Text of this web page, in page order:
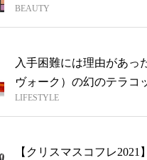
BEAUTY
入手困難には理由があった!! Celvoke（
ヴォーク）の幻のテラコ
LIFESTYLE
【クリスマスコフレ2021